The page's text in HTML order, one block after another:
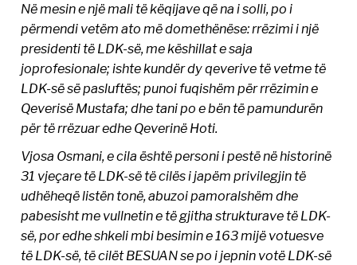
Në mesin e një mali të këqijave që na i solli, po i
përmendi vetëm ato më domethënëse: rrëzimi i një
presidenti të LDK-së, me këshillat e saja
joprofesionale; ishte kundër dy qeverive të vetme të
LDK-së së pasluftës; punoi fuqishëm për rrëzimin e
Qeverisë Mustafa; dhe tani po e bën të pamundurën
për të rrëzuar edhe Qeverinë Hoti.
Vjosa Osmani, e cila është personi i pestë në historinë
31 vjeçare të LDK-së të cilës i japëm privilegjin të
udhëheqë listën tonë, abuzoi pamoralshëm dhe
pabesisht me vullnetin e të gjitha strukturave të LDK-
së, por edhe shkeli mbi besimin e 163 mijë votuesve
të LDK-së, të cilët BESUAN se po i jepnin votë LDK-së